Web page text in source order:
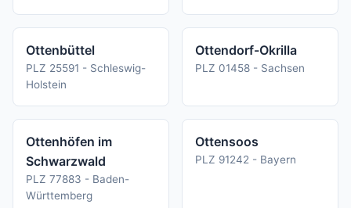
Ottenbüttel
PLZ 25591 - Schleswig-
Holstein
Ottendorf-Okrilla
PLZ 01458 - Sachsen
Ottenhöfen im
Schwarzwald
PLZ 77883 - Baden-
Württemberg
Ottensoos
PLZ 91242 - Bayern